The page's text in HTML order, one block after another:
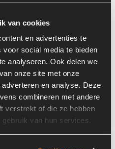
van cookies
en advertenties te
social media te bieden
analyseren. Ook delen we
onze site met onze
en analyse. Deze
combineren met andere
verstrekt of die ze hebben
van hun services.
4A6K
002799 / 0290
Zettelmeyer ZL 1001
Nederland